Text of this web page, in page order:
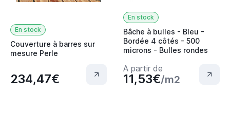
En stock
Couverture à barres sur
mesure Perle
234,47€
En stock
Bâche à bulles - Bleu -
Bordée 4 côtés - 500
microns - Bulles rondes
A partir de
11,53€/m2